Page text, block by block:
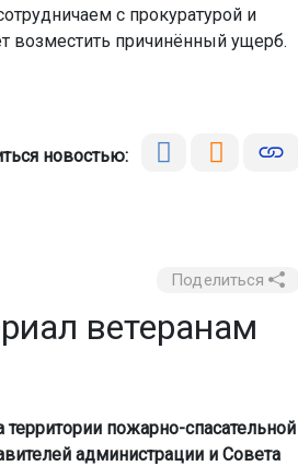
с прокуратурой и
возместить причинённый ущерб.
новостью:
Поделиться
ветеранам
пожарно-спасательной
администрации и Совета